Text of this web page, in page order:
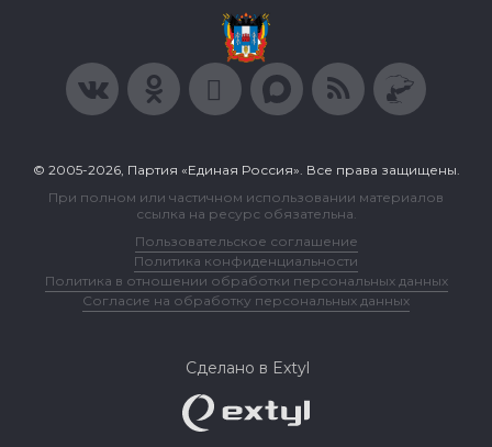
© 2005-2026, Партия «Единая Россия». Все права защищены.
При полном или частичном использовании материалов
ссылка на ресурс обязательна.
Пользовательское соглашение
Политика конфиденциальности
Политика в отношении обработки персональных данных
Согласие на обработку персональных данных
Сделано в Extyl